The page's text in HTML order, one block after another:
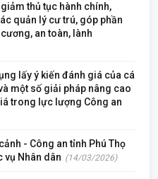
thủ tục hành chính,
quản lý cư trú, góp phần
an toàn, lành
lấy ý kiến đánh giá của cá
một số giải pháp nâng cao
trong lực lượng Công an
- Công an tỉnh Phú Thọ
vụ Nhân dân (14/03/2026)